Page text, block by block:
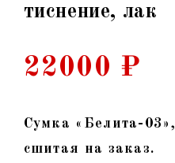
тиснение, лак
22000 ₽
Сумка «Белита-03»,
сшитая на заказ.